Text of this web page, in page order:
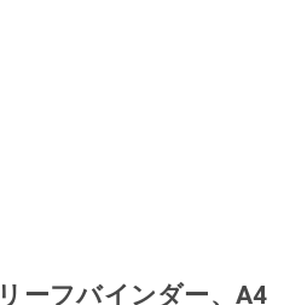
ーフバインダー、A4